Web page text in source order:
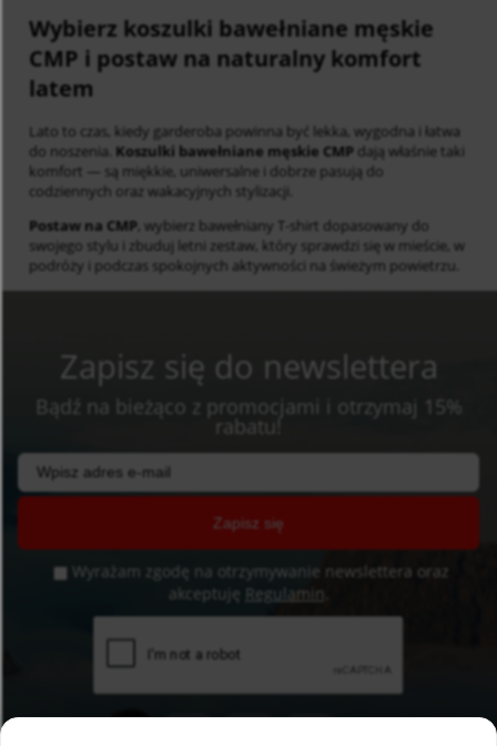
Wybierz koszulki bawełniane męskie
CMP i postaw na naturalny komfort
latem
Lato to czas, kiedy garderoba powinna być lekka, wygodna i łatwa
do noszenia. Koszulki bawełniane męskie CMP dają właśnie taki
komfort — są miękkie, uniwersalne i dobrze pasują do
codziennych oraz wakacyjnych stylizacji.
Postaw na CMP , wybierz bawełniany T-shirt dopasowany do
swojego stylu i zbuduj letni zestaw, który sprawdzi się w mieście, w
podróży i podczas spokojnych aktywności na świeżym powietrzu.
Zapisz się do newslettera
Bądź na bieżąco z promocjami i otrzymaj 15%
rabatu!
Zapisz się
Wyrażam zgodę na otrzymywanie newslettera oraz
akceptuję Regulamin